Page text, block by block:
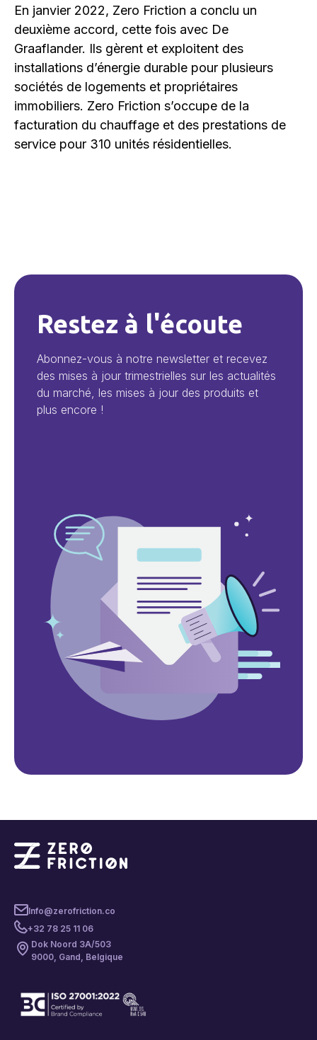
En janvier 2022, Zero Friction a conclu un
deuxième accord, cette fois avec De
Graaflander. Ils gèrent et exploitent des
installations d’énergie durable pour plusieurs
sociétés de logements et propriétaires
immobiliers. Zero Friction s’occupe de la
facturation du chauffage et des prestations de
service pour 310 unités résidentielles.
Restez à l'écoute
Abonnez-vous à notre newsletter et recevez
des mises à jour trimestrielles sur les actualités
du marché, les mises à jour des produits et
plus encore !
Info@zerofriction.co
+32 78 25 11 06
Dok Noord 3A/503
9000, Gand, Belgique